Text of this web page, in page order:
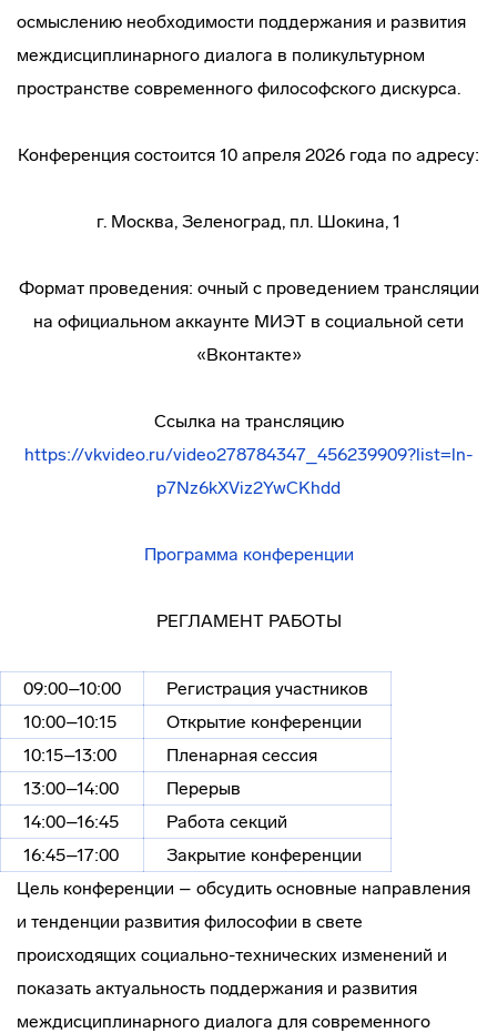
осмыслению необходимости поддержания и развития
междисциплинарного диалога в поликультурном
пространстве современного философского дискурса.
Конференция состоится 10 апреля 2026 года по адресу:
г. Москва, Зеленоград, пл. Шокина, 1
Формат проведения: очный с проведением трансляции
на официальном аккаунте МИЭТ в социальной сети
«Вконтакте»
Ссылка на трансляцию
https://vkvideo.ru/video278784347_456239909?list=ln-
p7Nz6kXViz2YwCKhdd
Программа конференции
РЕГЛАМЕНТ РАБОТЫ
09:00–10:00
Регистрация участников
10:00–10:15
Открытие конференции
10:15–13:00
Пленарная сессия
13:00–14:00
Перерыв
14:00–16:45
Работа секций
16:45–17:00
Закрытие конференции
Цель конференции – обсудить основные направления
и тенденции развития философии в свете
происходящих социально-технических изменений и
показать актуальность поддержания и развития
междисциплинарного диалога для современного